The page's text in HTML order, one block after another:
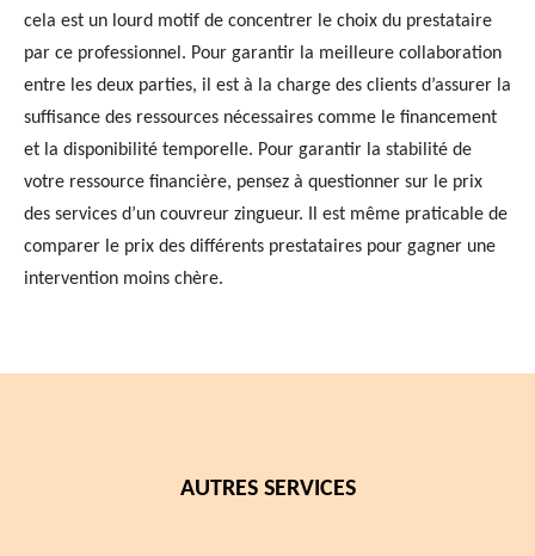
cela est un lourd motif de concentrer le choix du prestataire
par ce professionnel. Pour garantir la meilleure collaboration
entre les deux parties, il est à la charge des clients d’assurer la
suffisance des ressources nécessaires comme le financement
et la disponibilité temporelle. Pour garantir la stabilité de
votre ressource financière, pensez à questionner sur le prix
des services d’un couvreur zingueur. Il est même praticable de
comparer le prix des différents prestataires pour gagner une
intervention moins chère.
AUTRES SERVICES